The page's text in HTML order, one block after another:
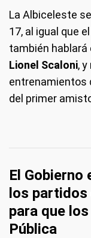
La Albiceleste
17, al igual que
también hablará
Lionel Scaloni,
entrenamientos
del primer
El Gobierno
los partidos
para que
Pública